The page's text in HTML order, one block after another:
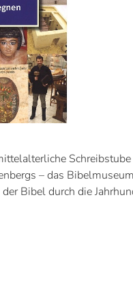
– das
Bibel durch die